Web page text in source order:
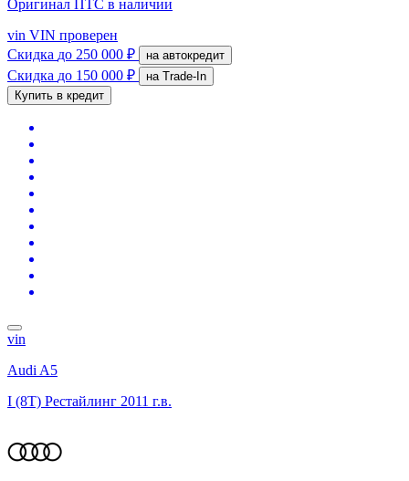
Оригинал ПТС в наличии
vin VIN проверен
Скидка до 250 000 ₽ на автокредит
Скидка до 150 000 ₽
на Trade-In
Купить в кредит
vin
Audi A5
I (8T) Рестайлинг 2011 г.в.